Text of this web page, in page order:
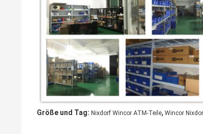
Größe und Tag: Nixdorf Wincor ATM-Teile, Wincor